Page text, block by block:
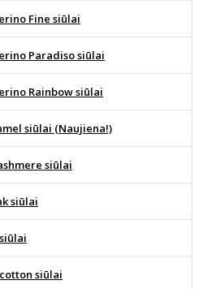
Fine siūlai
Paradiso siūlai
Rainbow siūlai
siūlai (Naujiena!)
siūlai
siūlai
siūlai